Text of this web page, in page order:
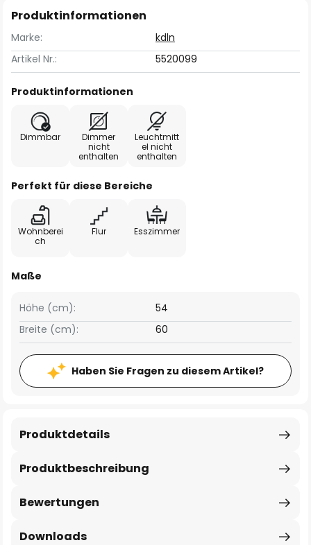
Produktinformationen
Marke:
kdln
Artikel Nr.:
5520099
Produktinformationen
Dimmbar
Dimmer
nicht
enthalten
Leuchtmitt
el nicht
enthalten
Perfekt für diese Bereiche
Wohnberei
ch
Flur Esszimmer
Maße
Breite (cm): 60
Höhe (cm): 54
Haben Sie Fragen zu diesem Artikel?
Produktbeschreibung
Produktdetails
Bewertungen
Downloads